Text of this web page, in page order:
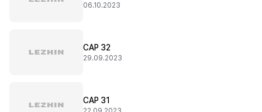
06.10.2023
CAP 32
29.09.2023
CAP 31